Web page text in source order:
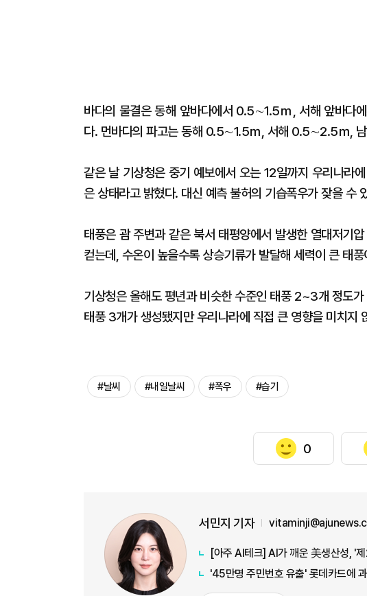
바다의 물결은 동해 앞바다에서 0.5∼1.5ｍ, 서해 앞바
다. 먼바다의 파고는 동해 0.5∼1.5ｍ, 서해 0.5∼2.5ｍ,
같은 날 기상청은 중기 예보에서 오는 12일까지 우리나라
은 상태라고 밝혔다. 대신 예측 불허의 기습폭우가 잦을 수
태풍은 괌 주변과 같은 북서 태평양에서 발생한 열대저기
컫는데, 수온이 높을수록 상승기류가 발달해 세력이 큰 태
기상청은 올해도 평년과 비슷한 수준인 태풍 2~3개 정도
태풍 3개가 생성됐지만 우리나라에 직접 큰 영향을 미치지
#날씨 #내일날씨 #폭우 #습기
0
서민지 기자
[아주 AI테크] AI가 깨운 美생산성, '
'45만명 주민번호 유출' 롯데카드에